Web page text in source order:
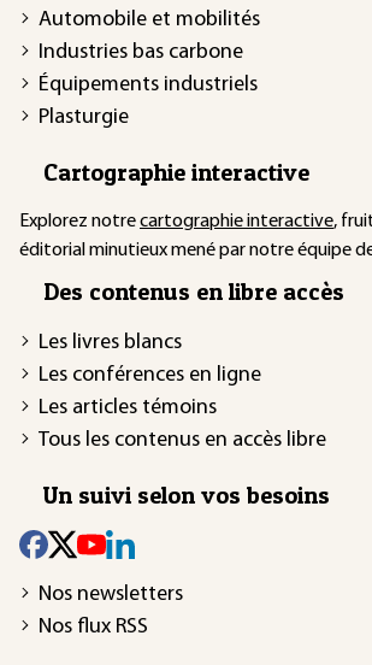
Automobile et mobilités
Industries bas carbone
Équipements industriels
Plasturgie
Cartographie interactive
Explorez notrecartographie interactive,
éditorial minutieux mené par notre équipe
Des contenus en libre accès
Les livres blancs
Les conférences en ligne
Les articles témoins
Tous les contenus en accès libre
Un suivi selon vos besoins
Nos newsletters
Nos flux RSS